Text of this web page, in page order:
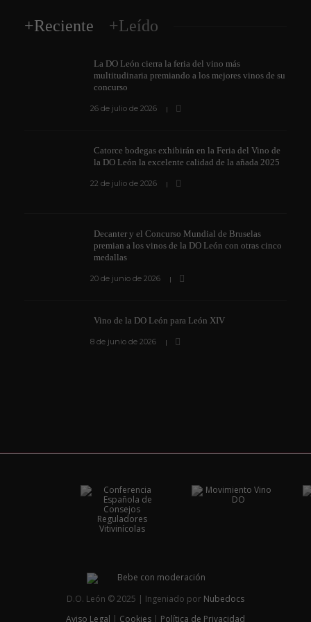
+Reciente +Leído
La DO León cierra la feria del vino más
multitudinaria premiando a los mejores vinos de su
concurso
26 de julio de 2026
Catorce bodegas exhibirán en la Feria del Vino de
la DO León la excelente calidad de la añada 2025
22 de julio de 2026
Decanter y el Concurso Mundial de Bruselas
premian a los vinos de la DO León con otras cinco
medallas
20 de junio de 2026
Vino de la DO León para León XIV
8 de junio de 2026
D.O. León © 2025 | Ingeniado por Nubedocs
Aviso Legal | Cookies | Política de Privacidad